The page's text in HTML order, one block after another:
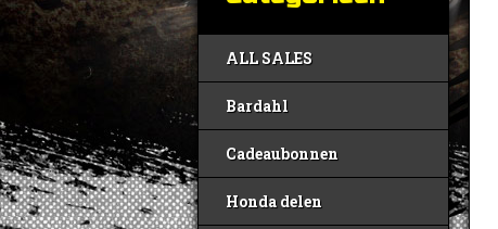
ALL SALES
Bardahl
Cadeaubonnen
Honda delen